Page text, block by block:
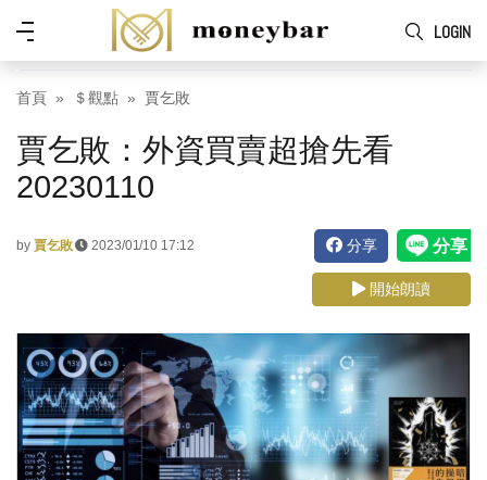
Skip to main content
LOGIN
功
能
表
首頁 ＄觀點 賈乞敗
賈乞敗：外資買賣超搶先看
20230110
by 賈乞敗 2023/01/10 17:12 分享
開始朗讀